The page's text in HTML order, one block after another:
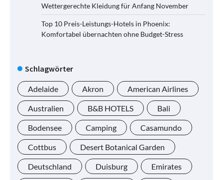
Wettergerechte Kleidung für Anfang November
Top 10 Preis-Leistungs-Hotels in Phoenix:
Komfortabel übernachten ohne Budget-Stress
Schlagwörter
Adelaide Akron American Airlines
Australien B&B HOTELS Bali
Bodensee Camping Casamundo
Cottbus Desert Botanical Garden
Deutschland Duisburg Emirates